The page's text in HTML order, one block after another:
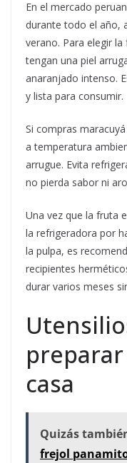
En el mercado
durante todo el año,
verano. Para elegir
tengan una piel
anaranjado intenso.
y lista para consumir.
Si compras
a temperatura
arrugue. Evita
no pierda sabor ni
Una vez que la fruta
la refrigeradora por
la pulpa, es
recipientes
durar varios meses
casa
Quizás
frejol